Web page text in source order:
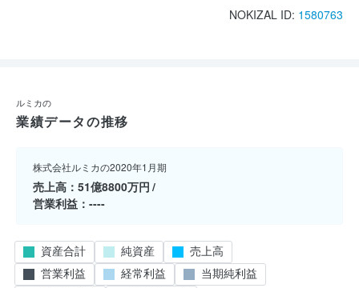
NOKIZAL ID: 1580763
ルミカの
業績データの推移
株式会社ルミカの2020年1月期
売上高
51億8800万円
営業利益
----
資産合計 純資産
売上高
営業利益
経常利益
当期純利益